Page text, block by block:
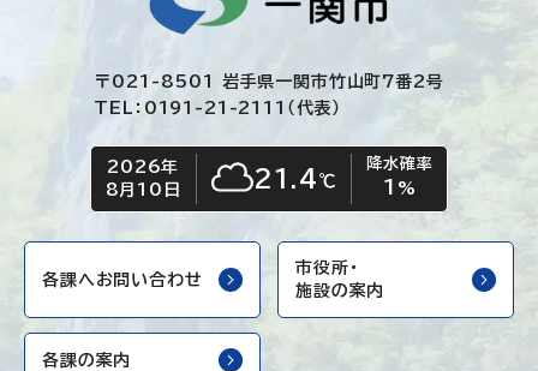
〒021-8501 岩手県一関市竹山町7番2号
TEL：0191-21-2111（代表）
今日の日付
2026年
8月10日
今日の天気
くもり21.4 ℃
降水確率
1 %
各課へお問い合わせ
市役所・
施設の案内
各課の案内